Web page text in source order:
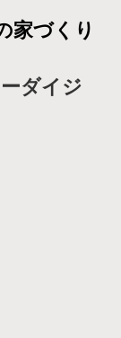
家づくり
ダイジ